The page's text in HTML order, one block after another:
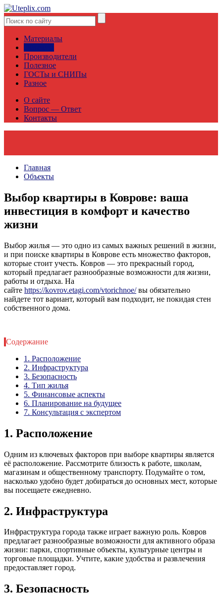
Материалы
Производители
Полезное
ГОСТы и СНИПы
Разное
О сайте
Вопрос — Ответ
Контакты
Главная
Объекты
Выбор квартиры в Коврове: ваша
инвестиция в комфорт и качество
жизни
Выбор жилья — это одно из самых важных решений в жизни,
и при поиске квартиры в Коврове есть множество факторов,
которые стоит учесть. Ковров — это прекрасный город,
который предлагает разнообразные возможности для жизни,
работы и отдыха. На
сайте https://kovrov.etagi.com/vtorichnoe/вы обязательно
найдете тот вариант, который вам подходит, не покидая стен
собственного дома.
Содержание
1. Расположение
2. Инфраструктура
3. Безопасность
4. Тип жилья
5. Финансовые аспекты
6. Планирование на будущее
7. Консультация с экспертом
1. Расположение
Одним из ключевых факторов при выборе квартиры является
её расположение. Рассмотрите близость к работе, школам,
магазинам и общественному транспорту. Подумайте о том,
насколько удобно будет добираться до основных мест, которые
вы посещаете ежедневно.
2. Инфраструктура
Инфраструктура города также играет важную роль. Ковров
предлагает разнообразные возможности для активного образа
жизни: парки, спортивные объекты, культурные центры и
торговые площадки. Учтите, какие удобства и развлечения
предоставляет город.
3. Безопасность